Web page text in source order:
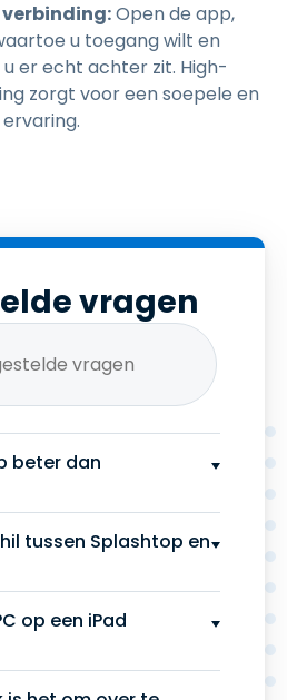
verbinding:Open de app,
u toegang wilt en
er echt achter zit. High-
zorgt voor een soepele en
vragen
beter dan
tussen Splashtop en
op een iPad